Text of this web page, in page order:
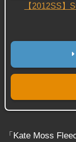
【2012SS】
「Kate Moss